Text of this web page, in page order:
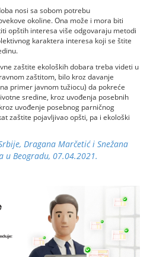
nosi sa sobom potrebu
okoline. Ona može i mora biti
opštih interesa više odgovaraju metodi
karaktera interesa koji se štite
zaštite ekoloških dobara treba videti u
zaštitom, bilo kroz davanje
primer javnom tužiocu) da pokreće
sredine, kroz uvođenja posebnih
uvođenje posebnog parničnog
zaštite pojavljivao opšti, pa i ekološki
Dragana Marčetić i Snežana
u Beogradu, 07.04.2021.